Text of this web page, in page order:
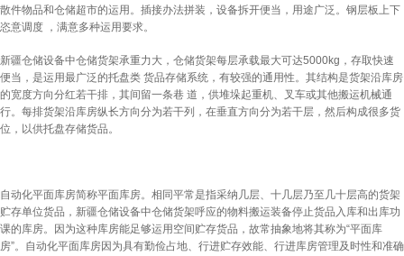
散件物品和仓储超市的运用。插接办法拼装，设备拆开便当，用途广泛。钢层板上下
恣意调度 ，满意多种运用要求。
新疆仓储设备中仓储货架承重力大，仓储货架每层承载最大可达5000kg，存取快速
便当，是运用最广泛的托盘类 货品存储系统，有较强的通用性。其结构是货架沿库房
的宽度方向分红若干排，其间留一条巷 道，供堆垛起重机、叉车或其他搬运机械通
行。每排货架沿库房纵长方向分为若干列，在垂直方向分为若干层，然后构成很多货
位，以供托盘存储货品。
自动化平面库房简称平面库房。相同平常是指采纳几层、十几层乃至几十层高的货架
贮存单位货品，新疆仓储设备中仓储货架呼应的物料搬运装备停止货品入库和出库功
课的库房。因为这种库房能足够运用空间贮存货品，故常抽象地将其称为“平面库
房”。自动化平面库房因为具有勤俭占地、行进贮存效能、行进库房管理及时性和准确